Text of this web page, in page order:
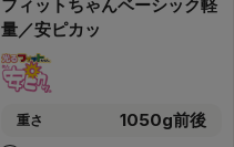
フィットちゃんベーシック軽
量／安ピカッ
重さ 1050g前後